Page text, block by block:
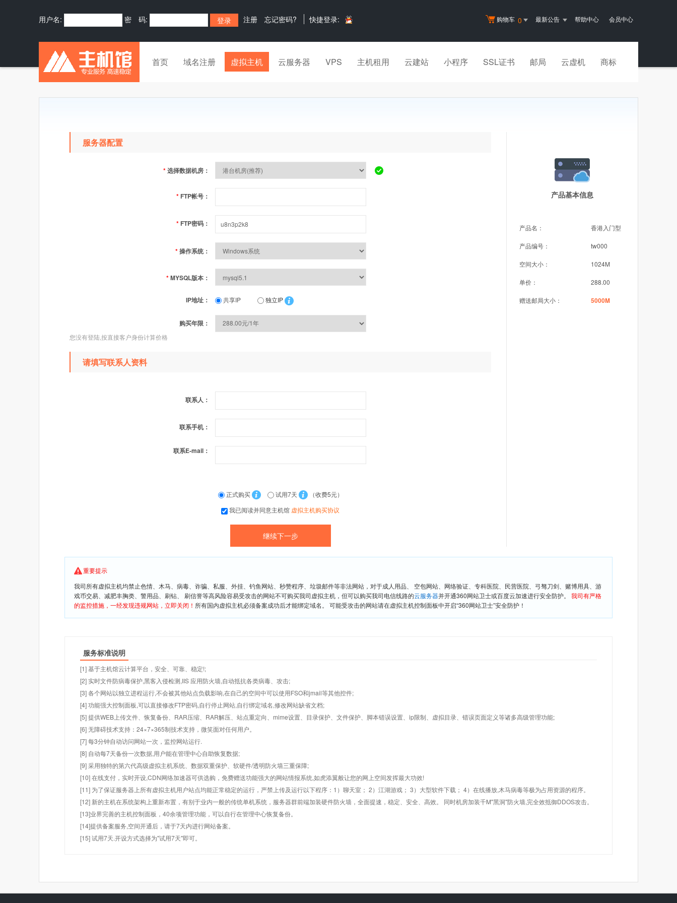
购物车 0 最新公告 帮助中心 会员中心
用户名: 密 码: 注册 忘记密码? 快捷登录:
首页 域名注册 虚拟主机 云服务器 VPS 主机租用 云建站 小程序 SSL证书 邮局 云虚机 商标
产品基本信息
产品名： 香港入门型
产品编号： tw000
空间大小： 1024M
单价： 288.00
赠送邮局大小： 5000M
服务器配置
*选择数据机房：
* FTP帐号：
* FTP密码：
*操作系统：
*MYSQL版本：
IP地址： 共享IP 独立IP
购买年限：
您没有登陆,按直接客户身份计算价格
请填写联系人资料
联系人：
联系手机：
联系E-mail：
正式购买 试用7天
（收费5元）
我已阅读并同意主机馆 虚拟主机购买协议
重要提示
我司所有虚拟主机均禁止色情、木马、病毒、诈骗、私服、外挂、钓鱼网站、秒赞程序、垃圾邮件等非法网站，对于成人用品、 空包网站、网络验证、专科医院、民营医院、弓驽刀剑、赌博用具、游
戏币交易、减肥丰胸类、警用品、刷钻、 刷信誉等高风险容易受攻击的网站不可购买我司虚拟主机，但可以购买我司电信线路的云服务器并开通360网站卫士或百度云加速进行安全防护。 我司有严格
的监控措施，一经发现违规网站，立即关闭！ 所有国内虚拟主机必须备案成功后才能绑定域名。 可能受攻击的网站请在虚拟主机控制面板中开启“360网站卫士”安全防护！
服务标准说明
[1] 基于主机馆云计算平台，安全、可靠、稳定!;
[2] 实时文件防病毒保护,黑客入侵检测,IIS 应用防火墙,自动抵抗各类病毒、攻击;
[3] 各个网站以独立进程运行,不会被其他站点负载影响,在自己的空间中可以使用FSO和jmail等其他控件;
[4] 功能强大控制面板,可以直接修改FTP密码,自行停止网站,自行绑定域名,修改网站缺省文档;
[5] 提供WEB上传文件、恢复备份、RAR压缩、RAR解压、站点重定向、mime设置、目录保护、文件保护、脚本错误设置、ip限制、虚拟目录、错误页面定义等诸多高级管理功能;
[6] 无障碍技术支持：24×7×365制技术支持，微笑面对任何用户。
[7] 每3分钟自动访问网站一次，监控网站运行.
[8] 自动每7天备份一次数据,用户能在管理中心自助恢复数据;
[9] 采用独特的第六代高级虚拟主机系统、数据双重保护、软硬件/透明防火墙三重保障;
[10] 在线支付，实时开设,CDN网络加速器可供选购，免费赠送功能强大的网站情报系统,如虎添翼般让您的网上空间发挥最大功效!
[11] 为了保证服务器上所有虚拟主机用户站点均能正常稳定的运行，严禁上传及运行以下程序：1）聊天室； 2）江湖游戏； 3）大型软件下载； 4）在线播放,木马病毒等极为占用资源的程序。
[12] 新的主机在系统架构上重新布置，有别于业内一般的传统单机系统，服务器群前端加装硬件防火墙，全面提速，稳定、安全、高效。 同时机房加装千M"黑洞"防火墙,完全效抵御DDOS攻击。
[13]业界完善的主机控制面板，40余项管理功能，可以自行在管理中心恢复备份。
[14]提供备案服务,空间开通后，请于7天内进行网站备案。
[15] 试用7天.开设方式选择为"试用7天"即可。